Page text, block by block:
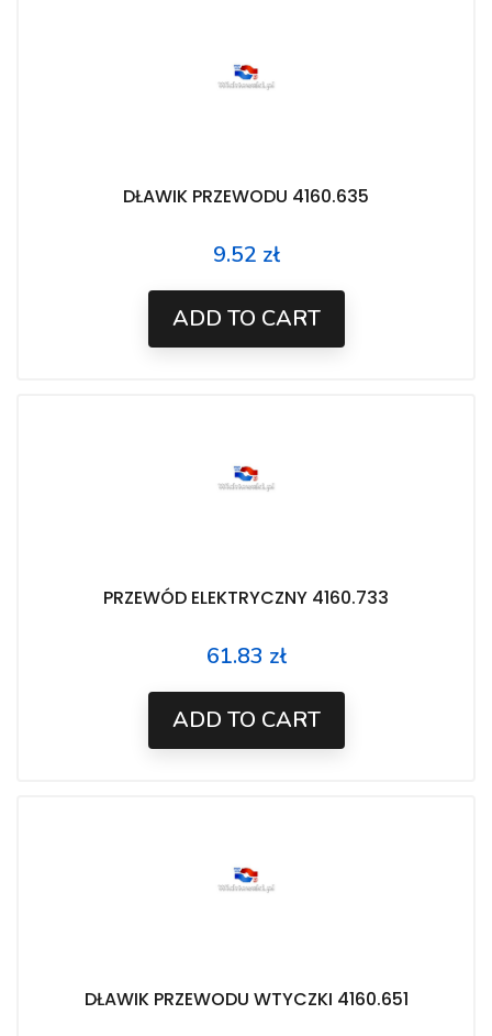
DŁAWIK PRZEWODU 4160.635
Price
9.52 zł
ADD TO CART
PRZEWÓD ELEKTRYCZNY 4160.733
Price
61.83 zł
ADD TO CART
DŁAWIK PRZEWODU WTYCZKI 4160.651